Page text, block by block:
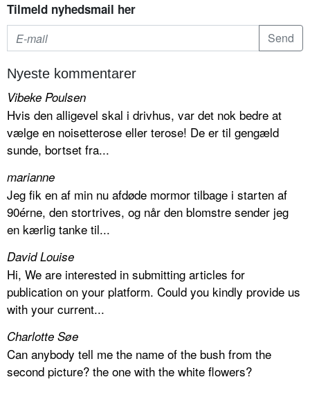
Tilmeld nyhedsmail her
Nyeste kommentarer
Vibeke Poulsen
Hvis den alligevel skal i drivhus, var det nok bedre at
vælge en noisetterose eller terose! De er til gengæld
sunde, bortset fra...
marianne
Jeg fik en af min nu afdøde mormor tilbage i starten af
90érne, den stortrives, og når den blomstre sender jeg
en kærlig tanke til...
David Louise
Hi, We are interested in submitting articles for
publication on your platform. Could you kindly provide us
with your current...
Charlotte Søe
Can anybody tell me the name of the bush from the
second picture? the one with the white flowers?